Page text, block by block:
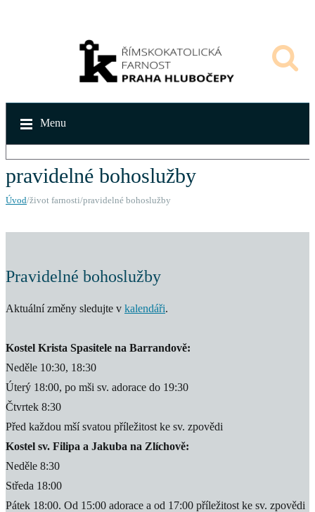
Menu
pravidelné bohoslužby
Úvod/život farnosti/pravidelné bohoslužby
Pravidelné bohoslužby
Aktuální změny sledujte v kalendáři.
Kostel Krista Spasitele na Barrandově:
Neděle 10:30, 18:30
Úterý 18:00, po mši sv. adorace do 19:30
Čtvrtek 8:30
Před každou mší svatou příležitost ke sv. zpovědi
Kostel sv. Filipa a Jakuba na Zlíchově:
Neděle 8:30
Středa 18:00
Pátek 18:00. Od 15:00 adorace a od 17:00 příležitost ke sv. zpovědi